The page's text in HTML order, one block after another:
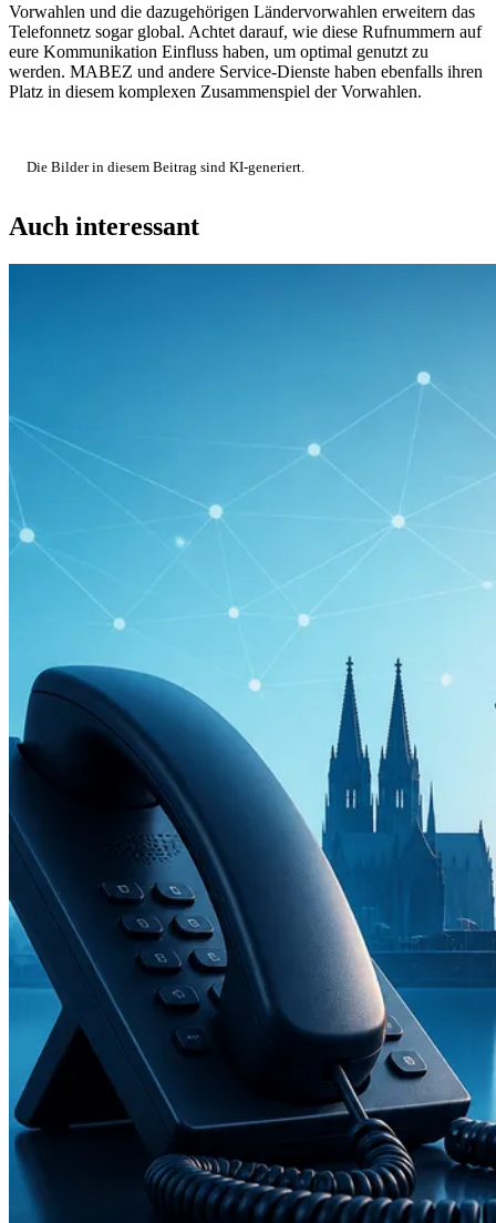
Vorwahlen und die dazugehörigen Ländervorwahlen erweitern das
Telefonnetz sogar global. Achtet darauf, wie diese Rufnummern auf
eure Kommunikation Einfluss haben, um optimal genutzt zu
werden. MABEZ und andere Service-Dienste haben ebenfalls ihren
Platz in diesem komplexen Zusammenspiel der Vorwahlen.
Die Bilder in diesem Beitrag sind KI-generiert.
Auch interessant